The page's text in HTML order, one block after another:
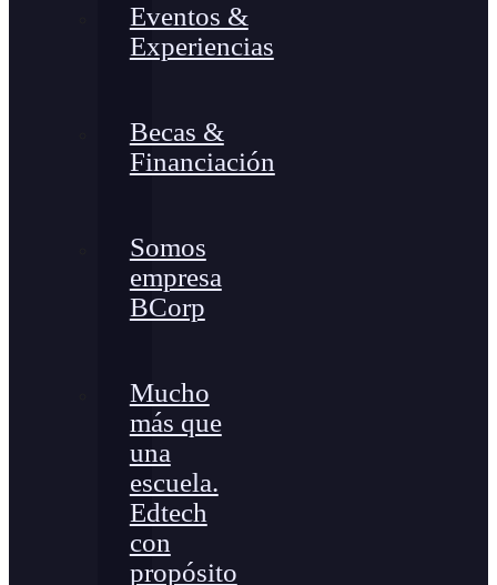
Eventos &
Experiencias
Becas &
Financiación
Somos
empresa
BCorp
Mucho
más que
una
escuela.
Edtech
con
propósito